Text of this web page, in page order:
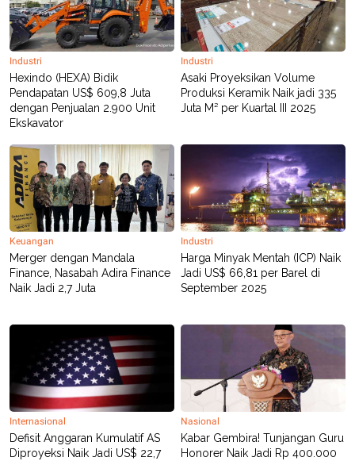
Industri
Hexindo (HEXA) Bidik
Pendapatan US$ 609,8 Juta
dengan Penjualan 2.900 Unit
Ekskavator
Industri
Asaki Proyeksikan Volume
Produksi Keramik Naik jadi 335
Juta M² per Kuartal III 2025
Keuangan
Merger dengan Mandala
Finance, Nasabah Adira Finance
Naik Jadi 2,7 Juta
Industri
Harga Minyak Mentah (ICP) Naik
Jadi US$ 66,81 per Barel di
September 2025
Internasional
Defisit Anggaran Kumulatif AS
Diproyeksi Naik Jadi US$ 22,7
Nasional
Kabar Gembira! Tunjangan Guru
Honorer Naik Jadi Rp 400.000